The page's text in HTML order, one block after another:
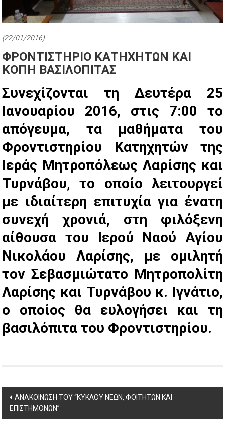
(22/01/2016)
ΦΡΟΝΤΙΣΤΗΡΙΟ ΚΑΤΗΧΗΤΩΝ ΚΑΙ
ΚΟΠΗ ΒΑΣΙΛΟΠΙΤΑΣ
Συνεχίζονται τη Δευτέρα 25
Ιανουαρίου 2016, στις 7:00 το
απόγευμα, τα μαθήματα του
Φροντιστηρίου Κατηχητών της
Ιεράς Μητροπόλεως Λαρίσης και
Τυρνάβου, το οποίο λειτουργεί
με ιδιαίτερη επιτυχία για ένατη
συνεχή χρονιά, στη φιλόξενη
αίθουσα του Ιερού Ναού Αγίου
Νικολάου Λαρίσης, με ομιλητή
τον Σεβασμιώτατο Μητροπολίτη
Λαρίσης και Τυρνάβου κ. Ιγνάτιο,
ο οποίος θα ευλογήσει και τη
βασιλόπιτα του Φροντιστηρίου.
Post
navigation
ΑΝΑΚΟΙΝΩΣΗ ΤΟΥ “ΚΥΚΛΟΥ ΝΕΩΝ, ΦΟΙΤΗΤΩΝ ΚΑΙ
ΕΠΙΣΤΗΜΟΝΩΝ”